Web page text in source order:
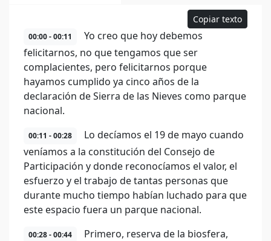
Copiar texto
00:00 - 00:11
Yo creo que hoy debemos
felicitarnos, no que tengamos que ser
complacientes, pero felicitarnos porque
hayamos cumplido ya cinco años de la
declaración de Sierra de las Nieves como parque
nacional.
00:11 - 00:28
Lo decíamos el 19 de mayo cuando
veníamos a la constitución del Consejo de
Participación y donde reconocíamos el valor, el
esfuerzo y el trabajo de tantas personas que
durante mucho tiempo habían luchado para que
este espacio fuera un parque nacional.
00:28 - 00:44
Primero, reserva de la biosfera,